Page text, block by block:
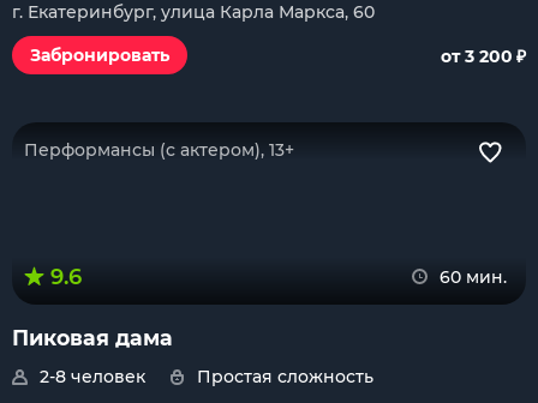
г. Екатеринбург, улица Карла Маркса, 60
Забронировать
от 3 200 ₽
Перформансы (с актером), 13+
9.6 60 мин.
Пиковая дама
2-8 человек
Простая сложность